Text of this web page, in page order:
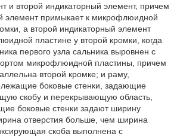
и второй индикаторный элемент, причем
элемент примыкает к микрофлюидной
а второй индикаторный элемент
пластине у второй кромки, когда
первого узла сальника выровнен с
микрофлюидной пластины, причем
второй кромке; и раму,
боковые стенки, задающие
скобу и перекрывающую область,
боковые стенки задают ширину
отверстия больше, чем ширина
скоба выполнена с